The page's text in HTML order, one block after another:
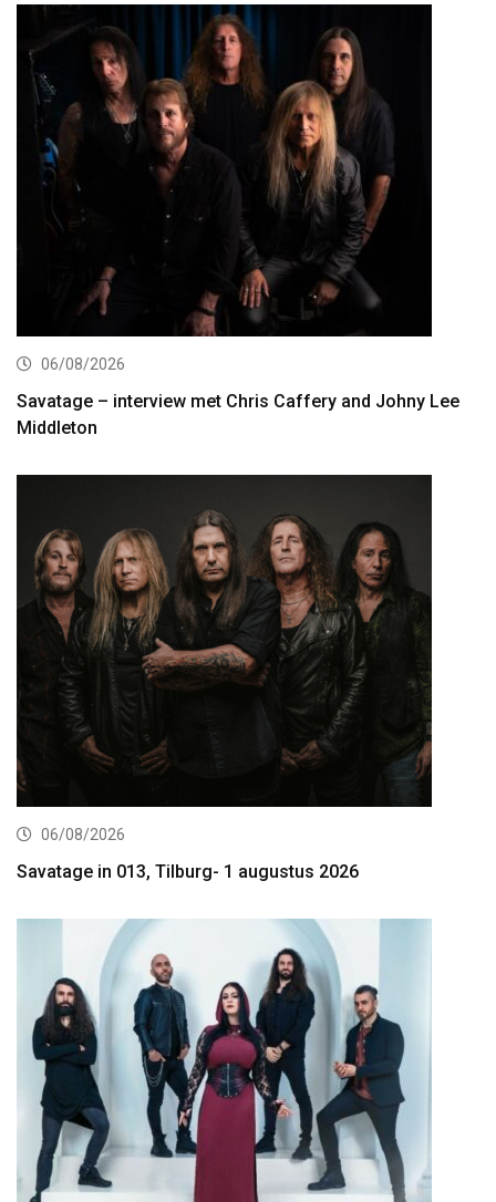
06/08/2026
Savatage – interview met Chris Caffery and Johny Lee
Middleton
06/08/2026
Savatage in 013, Tilburg- 1 augustus 2026